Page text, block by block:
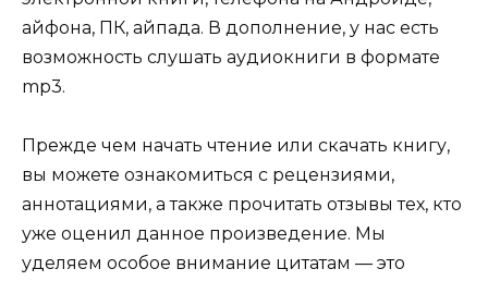
айфона, ПК, айпада. В дополнение, у нас есть
возможность слушать аудиокниги в формате
mp3.
Прежде чем начать чтение или скачать книгу,
вы можете ознакомиться с рецензиями,
аннотациями, а также прочитать отзывы тех, кто
уже оценил данное произведение. Мы
уделяем особое внимание цитатам — это